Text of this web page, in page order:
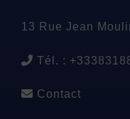
13 Rue Jean
Tél. :
Contact